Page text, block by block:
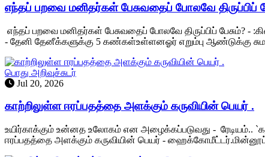
எந்தப் பறவை மனிதர்கள் பேசுவதைப் போலவே திருப்பிப்
எந்தப் பறவை மனிதர்கள் பேசுவதைப் போலவே திருப்பிப் பேசும்? -
- தேனி தேனீக்களுக்கு 5 கண்கள்உள்ளனஓர் எறும்பு ஆண்டுக்கு
பொது அறிவுச்சுடர்
Jul 20, 2026
காற்றிலுள்ள ஈரப்பதத்தை அளக்கும் கருவியின் பெயர் .
உயிர்காக்கும் உன்னத உலோகம் என அழைக்கப்படுவது - ரேடியம்..
ஈரப்பதத்தை அளக்கும் கருவியின் பெயர் -